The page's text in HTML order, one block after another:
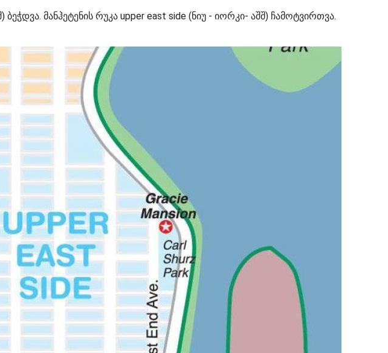
ბეჭდვა. მანჰეტენის რუკა upper east side (ნიუ - იორკი- აშშ) ჩამოტვირთვა.